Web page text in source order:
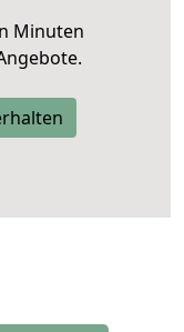
Minuten